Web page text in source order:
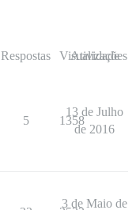
Respostas Visualizações
Atividade
5 1358
13 de Julho
de 2016
3 de Maio de